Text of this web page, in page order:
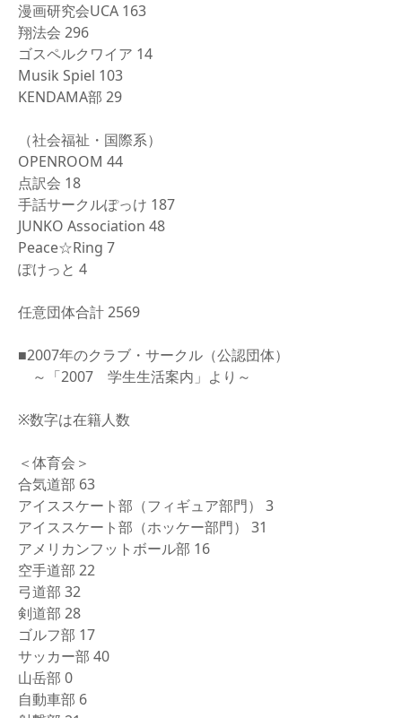
漫画研究会UCA 163
翔法会 296
ゴスペルクワイア 14
Musik Spiel 103
KENDAMA部 29
（社会福祉・国際系）
OPENROOM 44
点訳会 18
手話サークルぽっけ 187
JUNKO Association 48
Peace☆Ring 7
ぽけっと 4
任意団体合計 2569
■2007年のクラブ・サークル（公認団体）
～「2007 学生生活案内」より～
※数字は在籍人数
＜体育会＞
合気道部 63
アイススケート部（フィギュア部門） 3
アイススケート部（ホッケー部門） 31
アメリカンフットボール部 16
空手道部 22
弓道部 32
剣道部 28
ゴルフ部 17
サッカー部 40
山岳部 0
自動車部 6